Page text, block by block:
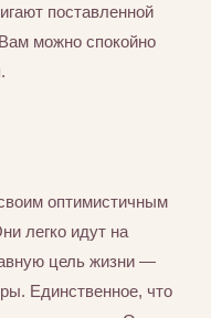
поставленной
можно спокойно
оптимистичным
легко идут на
цель жизни —
Единственное, что